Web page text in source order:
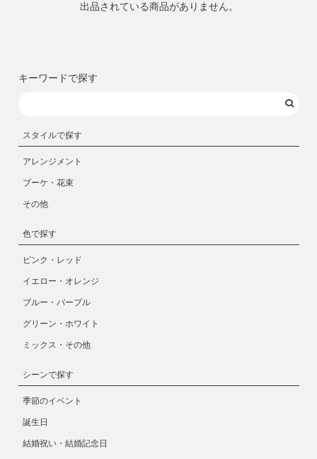
出品されている商品がありません。
キーワードで探す
スタイルで探す
アレンジメント
ブーケ・花束
その他
色で探す
ピンク・レッド
イエロー・オレンジ
ブルー・パープル
グリーン・ホワイト
ミックス・その他
シーンで探す
季節のイベント
誕生日
結婚祝い・結婚記念日